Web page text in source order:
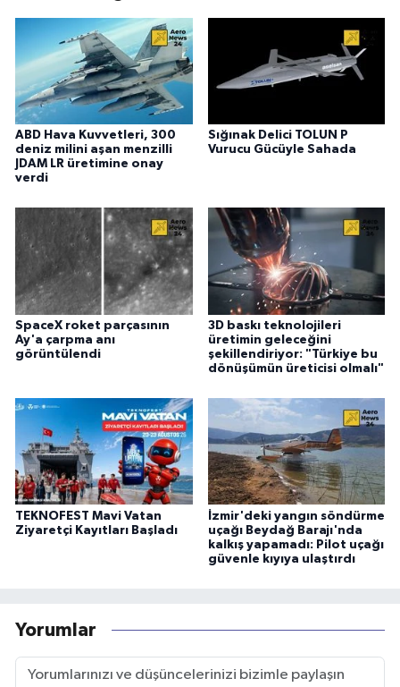
ABD Hava Kuvvetleri, 300
deniz milini aşan menzilli
JDAM LR üretimine onay
verdi
Sığınak Delici TOLUN P
Vurucu Gücüyle Sahada
SpaceX roket parçasının
Ay'a çarpma anı
görüntülendi
3D baskı teknolojileri
üretimin geleceğini
şekillendiriyor: "Türkiye bu
dönüşümün üreticisi olmalı"
TEKNOFEST Mavi Vatan
Ziyaretçi Kayıtları Başladı
İzmir'deki yangın söndürme
uçağı Beydağ Barajı'nda
kalkış yapamadı: Pilot uçağı
güvenle kıyıya ulaştırdı
Yorumlar